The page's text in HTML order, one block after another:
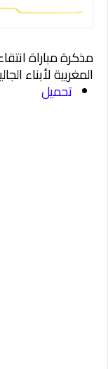
مذكرة مباراة
المغربية لأبناء
تحميل